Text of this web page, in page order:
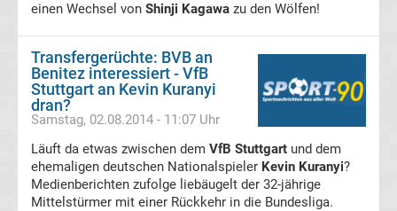
Transfergerüchte
Bayern
München
Transfergerüchte
einen Wechsel von Shinji Kagawa zu den Wölfen!
Transfergerüchte: BVB an
Benitez interessiert - VfB
Stuttgart an Kevin Kuranyi
dran?
Samstag, 02.08.2014 - 11:07 Uhr
Läuft da etwas zwischen dem VfB Stuttgart und dem
ehemaligen deutschen Nationalspieler Kevin Kuranyi?
Medienberichten zufolge liebäugelt der 32-jährige
Mittelstürmer mit einer Rückkehr in die Bundesliga.